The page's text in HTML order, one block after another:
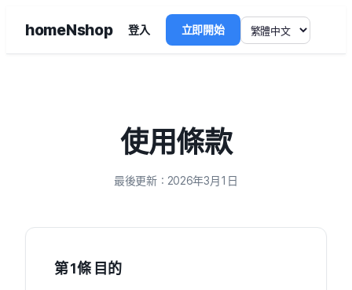
homeNshop 登入 立即開始
使用條款
最後更新：2026年3月1日
第1條 目的